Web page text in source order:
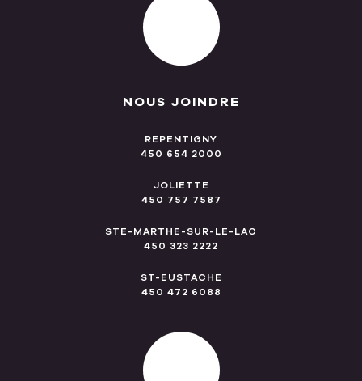
NOUS JOINDRE
REPENTIGNY
450 654 2000
JOLIETTE
450 757 7587
STE-MARTHE-SUR-LE-LAC
450 323 2222
ST-EUSTACHE
450 472 6088